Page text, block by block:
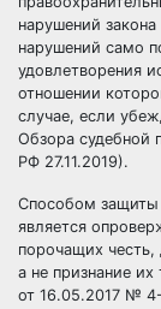
нарушений
нарушений само
удовлетворения
отношении
случае, если
Обзора судебной
РФ 27.11.2019).
Способом защиты
является
порочащих
а не признание
от 16.05.2017 №